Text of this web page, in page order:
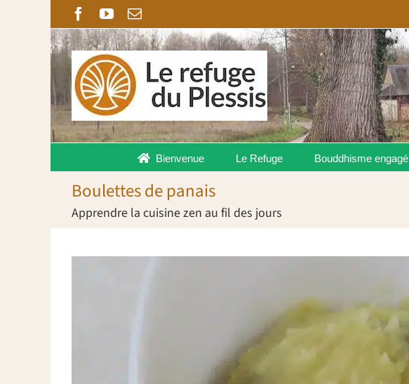
Facebook
YouTube
Email
Bienvenue Le Refuge Bouddhisme engagé
Boulettes de panais
Apprendre la cuisine zen au fil des jours